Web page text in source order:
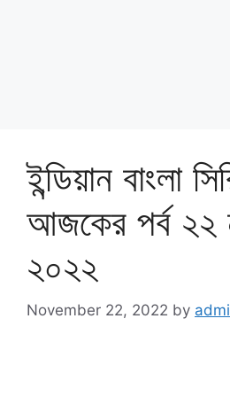
ইন্ডিয়ান বাংলা
আজকের পর্ব ২২
২০২২
November 22, 2022 by